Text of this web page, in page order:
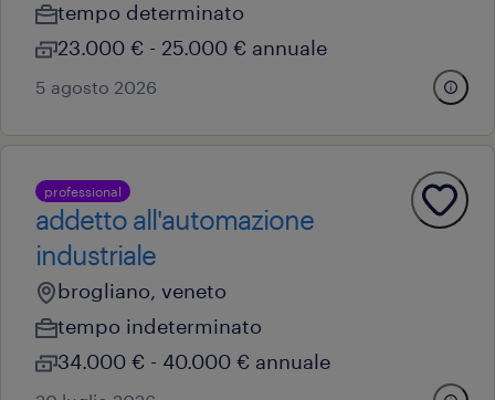
tempo determinato
23.000 € - 25.000 € annuale
5 agosto 2026
professional
addetto all'automazione
industriale
brogliano, veneto
tempo indeterminato
34.000 € - 40.000 € annuale